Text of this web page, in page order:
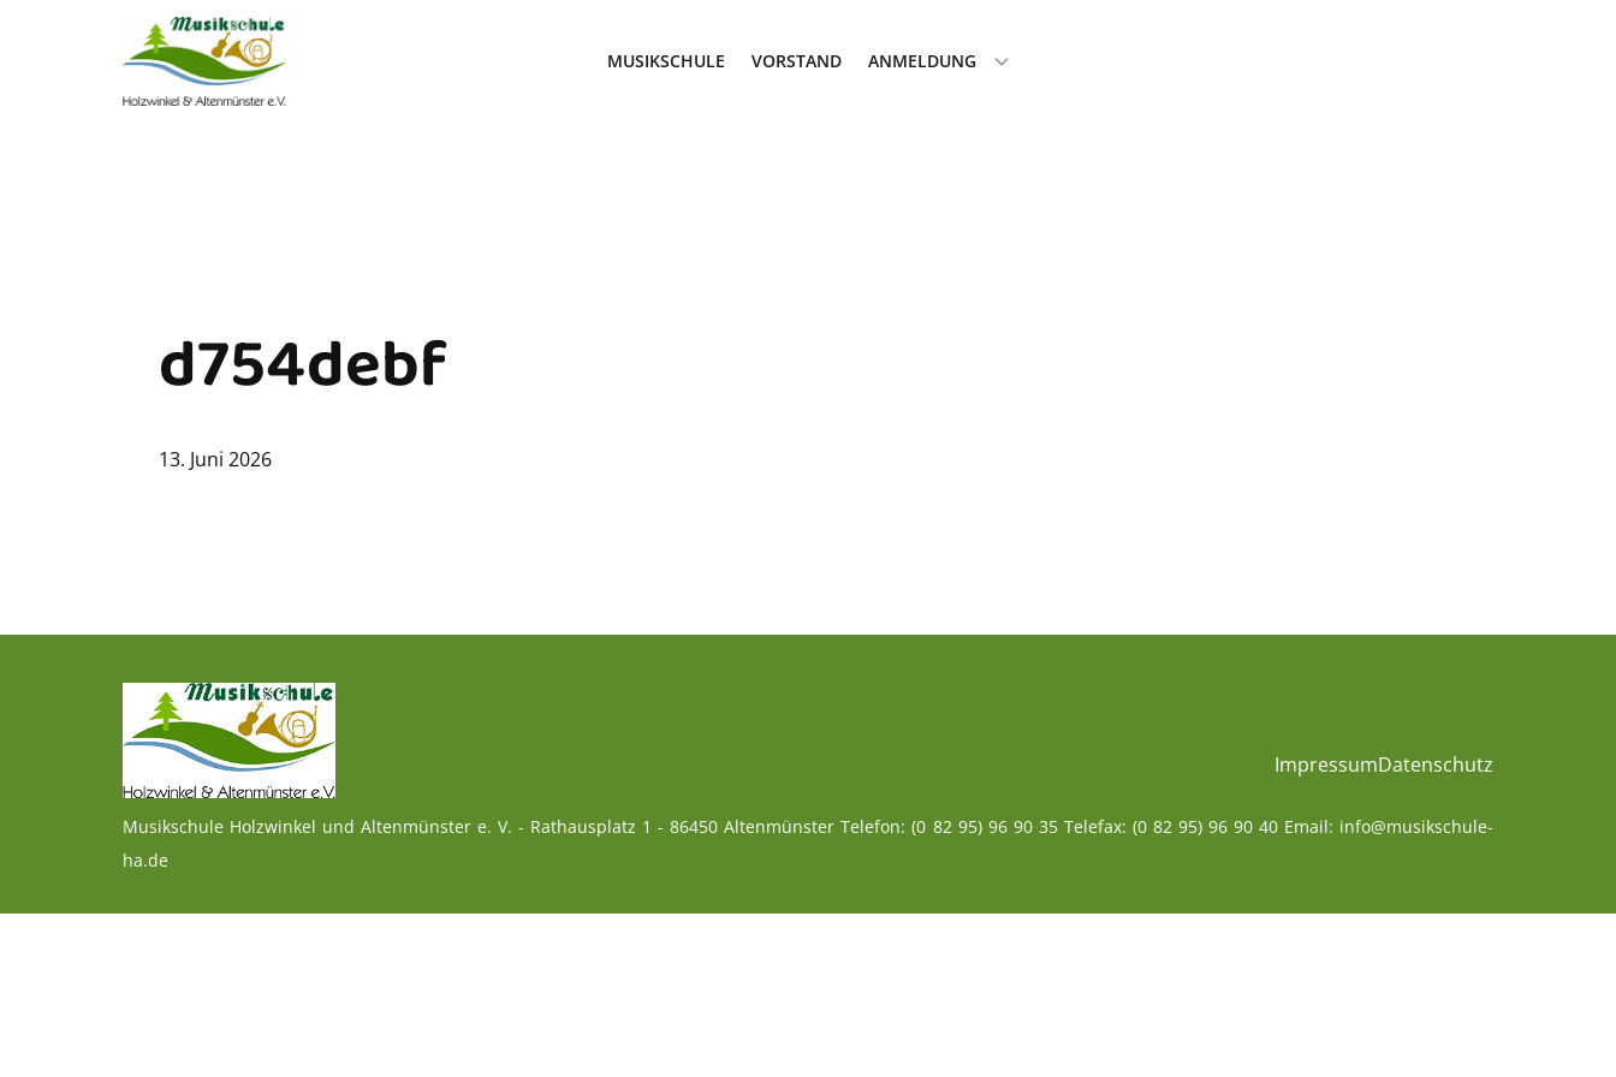
MUSIKSCHULE VORSTAND ANMELDUNG
d754debf
13. Juni 2026
ImpressumDatenschutz
Musikschule Holzwinkel und Altenmünster e. V. - Rathausplatz 1 - 86450 Altenmünster Telefon: (0 82 95) 96 90 35 Telefax: (0 82 95) 96 90 40 Email: info@musikschule-
ha.de